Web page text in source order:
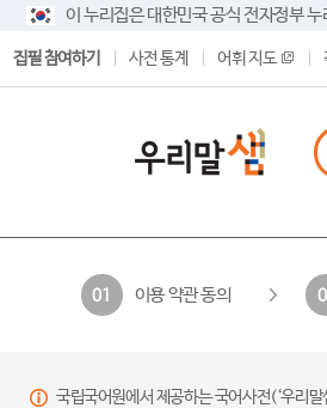
이 누리집은 대한민국 공식 전자정부
집필 참여하기 사전 통계 어휘 지도
01 이용 약관 동의
국립국어원에서 제공하는 국어사전(‘우리